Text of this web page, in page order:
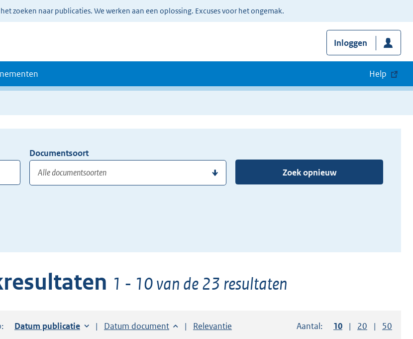
zoeken naar publicaties. We werken aan een oplossing. Excuses voor het ongemak.
Inloggen
Help
Documentsoort
Gebruik
om
krijgen
Zoek opnieuw
1 - 10 van de 23 resultaten
Sorteer op:
Datum publicatie Sorteer op:
Datum document Sorteer op:
Relevantie Aantal: Toon
10 resultaten per
Toon
20 resultaten
Toon
50